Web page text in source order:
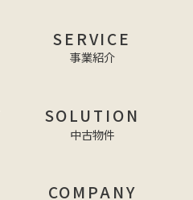
SERVICE
事業紹介
SOLUTION
中古物件
COMPANY